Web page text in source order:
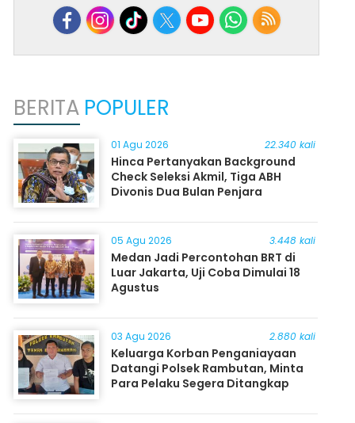
BERITA POPULER
01 Agu 2026 22.340 kali
Hinca Pertanyakan Background
Check Seleksi Akmil, Tiga ABH
Divonis Dua Bulan Penjara
05 Agu 2026 3.448 kali
Medan Jadi Percontohan BRT di
Luar Jakarta, Uji Coba Dimulai 18
Agustus
03 Agu 2026 2.880 kali
Keluarga Korban Penganiayaan
Datangi Polsek Rambutan, Minta
Para Pelaku Segera Ditangkap